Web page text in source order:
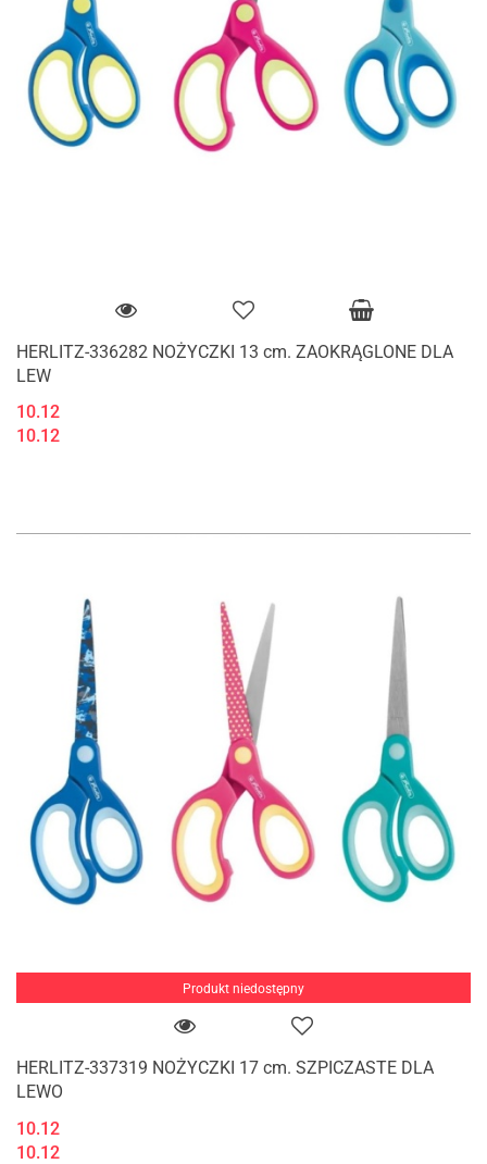
HERLITZ-336282 NOŻYCZKI 13 cm. ZAOKRĄGLONE DLA
LEW
10.12
10.12
Produkt niedostępny
HERLITZ-337319 NOŻYCZKI 17 cm. SZPICZASTE DLA
LEWO
10.12
10.12